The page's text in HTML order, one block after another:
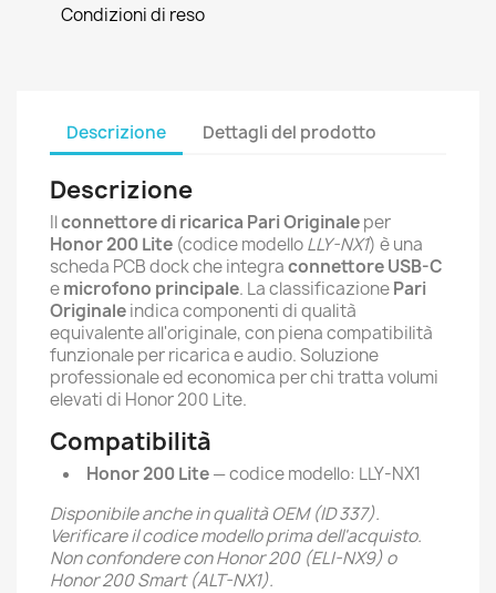
Condizioni di reso
Descrizione Dettagli del prodotto
Descrizione
Ilconnettore di ricarica Pari Originaleper
Honor 200 Lite (codice modelloLLY-NX1) è una
scheda PCB dock che integraconnettore USB-C
emicrofono principale. La classificazionePari
Originaleindica componenti di qualità
equivalente all'originale, con piena compatibilità
funzionale per ricarica e audio. Soluzione
professionale ed economica per chi tratta volumi
elevati di Honor 200 Lite.
Compatibilità
Honor 200 Lite— codice modello: LLY-NX1
Disponibile anche in qualità OEM (ID 337).
Verificare il codice modello prima dell'acquisto.
Non confondere con Honor 200 (ELI-NX9) o
Honor 200 Smart (ALT-NX1).